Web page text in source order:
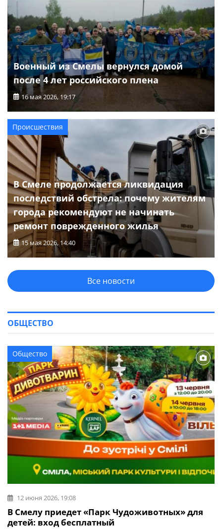
Военный из Смелы вернулся домой
после 4 лет российского плена
16 мая 2026, 19:17
Происшествия
В Смеле продолжается ликвидация
последствий обстрела: почему жителям
города рекомендуют не начинать
ремонт поврежденного жилья
15 мая 2026, 14:40
Все новости
ОБЩЕСТВО
Общество
12 июня 2026, 19:08
В Смелу приедет «Парк Чудоживотных» для
детей: вход бесплатный